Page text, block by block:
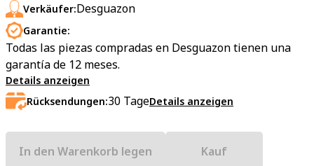
Verkäufer:Desguazon
Garantie:
Todas las piezas compradas en Desguazon tienen una
garantía de 12 meses.
Details anzeigen
Rücksendungen:30 TageDetails anzeigen
In den Warenkorb legen Kauf